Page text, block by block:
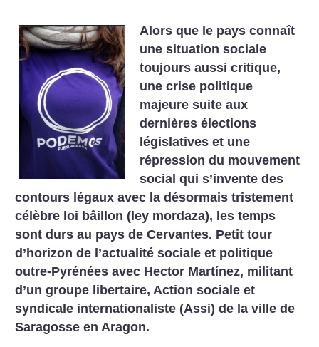
Alors que le pays connaît
une situation sociale
toujours aussi critique,
une crise politique
majeure suite aux
dernières élections
législatives et une
répression du mouvement
social qui s’invente des
contours légaux avec la désormais tristement
célèbre loi bâillon (ley mordaza), les temps
sont durs au pays de Cervantes. Petit tour
d’horizon de l’actualité sociale et politique
outre-Pyrénées avec Hector Martínez, militant
d’un groupe libertaire, Action sociale et
syndicale internationaliste (Assi) de la ville de
Saragosse en Aragon.